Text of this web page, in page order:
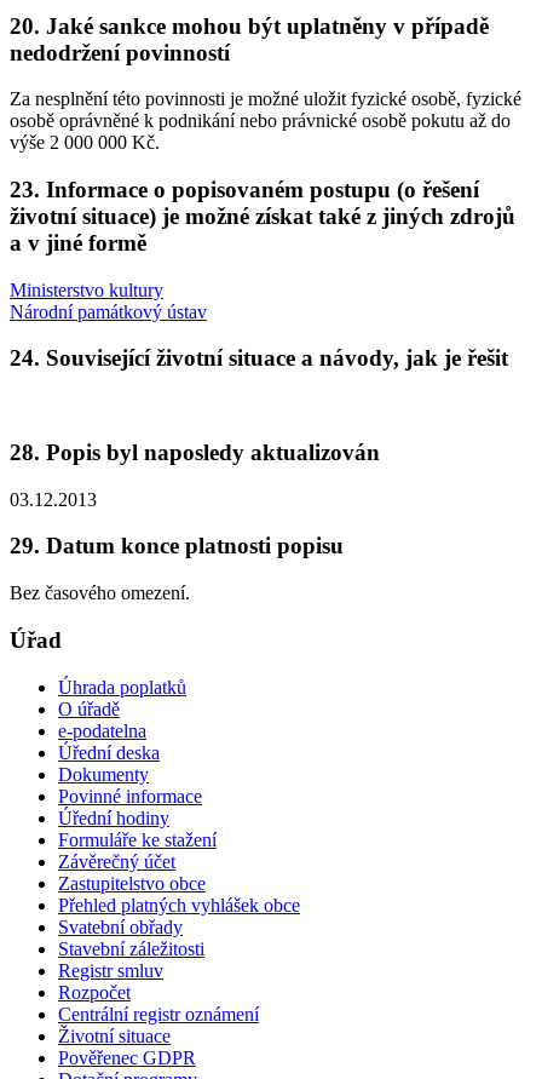
20. Jaké sankce mohou být uplatněny v případě
nedodržení povinností
Za nesplnění této povinnosti je možné uložit fyzické osobě, fyzické
osobě oprávněné k podnikání nebo právnické osobě pokutu až do
výše 2 000 000 Kč.
23. Informace o popisovaném postupu (o řešení
životní situace) je možné získat také z jiných zdrojů
a v jiné formě
Ministerstvo kultury
Národní památkový ústav
24. Související životní situace a návody, jak je řešit
28. Popis byl naposledy aktualizován
03.12.2013
29. Datum konce platnosti popisu
Bez časového omezení.
Úřad
Úhrada poplatků
O úřadě
e-podatelna
Úřední deska
Dokumenty
Povinné informace
Úřední hodiny
Formuláře ke stažení
Závěrečný účet
Zastupitelstvo obce
Přehled platných vyhlášek obce
Svatební obřady
Stavební záležitosti
Registr smluv
Rozpočet
Centrální registr oznámení
Životní situace
Pověřenec GDPR